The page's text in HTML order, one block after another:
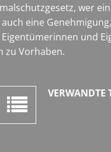
wer
eine
und
zu Vorhaben.
VERWANDTE